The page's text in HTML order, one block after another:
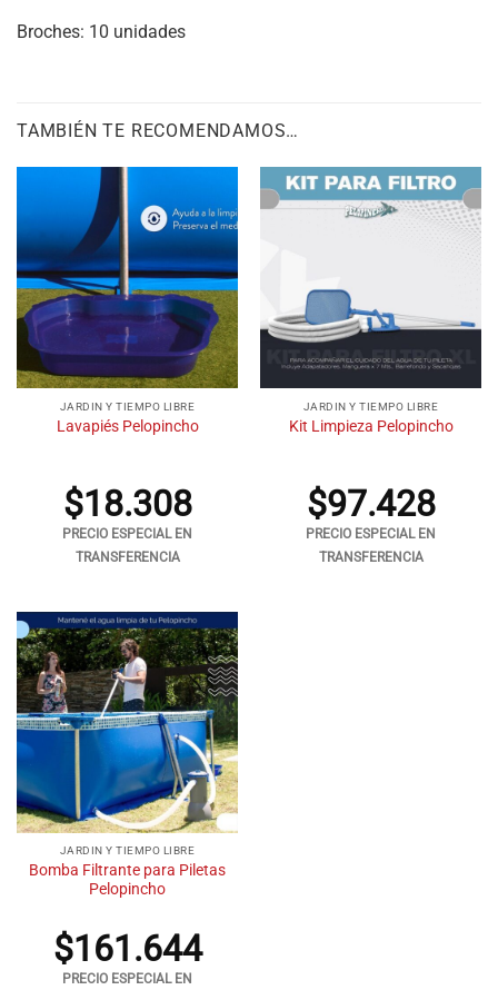
Broches: 10 unidades
TAMBIÉN TE RECOMENDAMOS…
JARDIN Y TIEMPO LIBRE
Lavapiés Pelopincho
$18.308
PRECIO ESPECIAL EN
TRANSFERENCIA
JARDIN Y TIEMPO LIBRE
Kit Limpieza Pelopincho
$97.428
PRECIO ESPECIAL EN
TRANSFERENCIA
JARDIN Y TIEMPO LIBRE
Bomba Filtrante para Piletas
Pelopincho
$161.644
PRECIO ESPECIAL EN